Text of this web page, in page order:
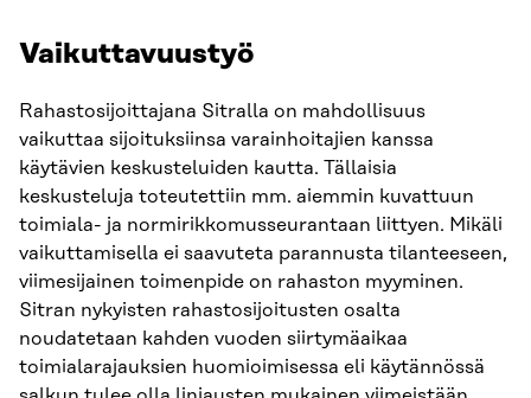
Vaikuttavuustyö
Rahastosijoittajana Sitralla on mahdollisuus
vaikuttaa sijoituksiinsa varainhoitajien kanssa
käytävien keskusteluiden kautta. Tällaisia
keskusteluja toteutettiin mm. aiemmin kuvattuun
toimiala- ja normirikkomusseurantaan liittyen. Mikäli
vaikuttamisella ei saavuteta parannusta tilanteeseen,
viimesijainen toimenpide on rahaston myyminen.
Sitran nykyisten rahastosijoitusten osalta
noudatetaan kahden vuoden siirtymäaikaa
toimialarajauksien huomioimisessa eli käytännössä